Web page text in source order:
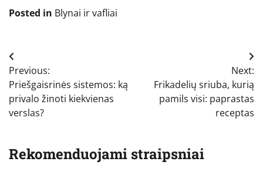
Posted in Blynai ir vafliai
Navigacija
tarp
įrašų
Previous:
Priešgaisrinės sistemos: ką
privalo žinoti kiekvienas
verslas?
Next:
Frikadelių sriuba, kurią
pamils visi: paprastas
receptas
Rekomenduojami straipsniai